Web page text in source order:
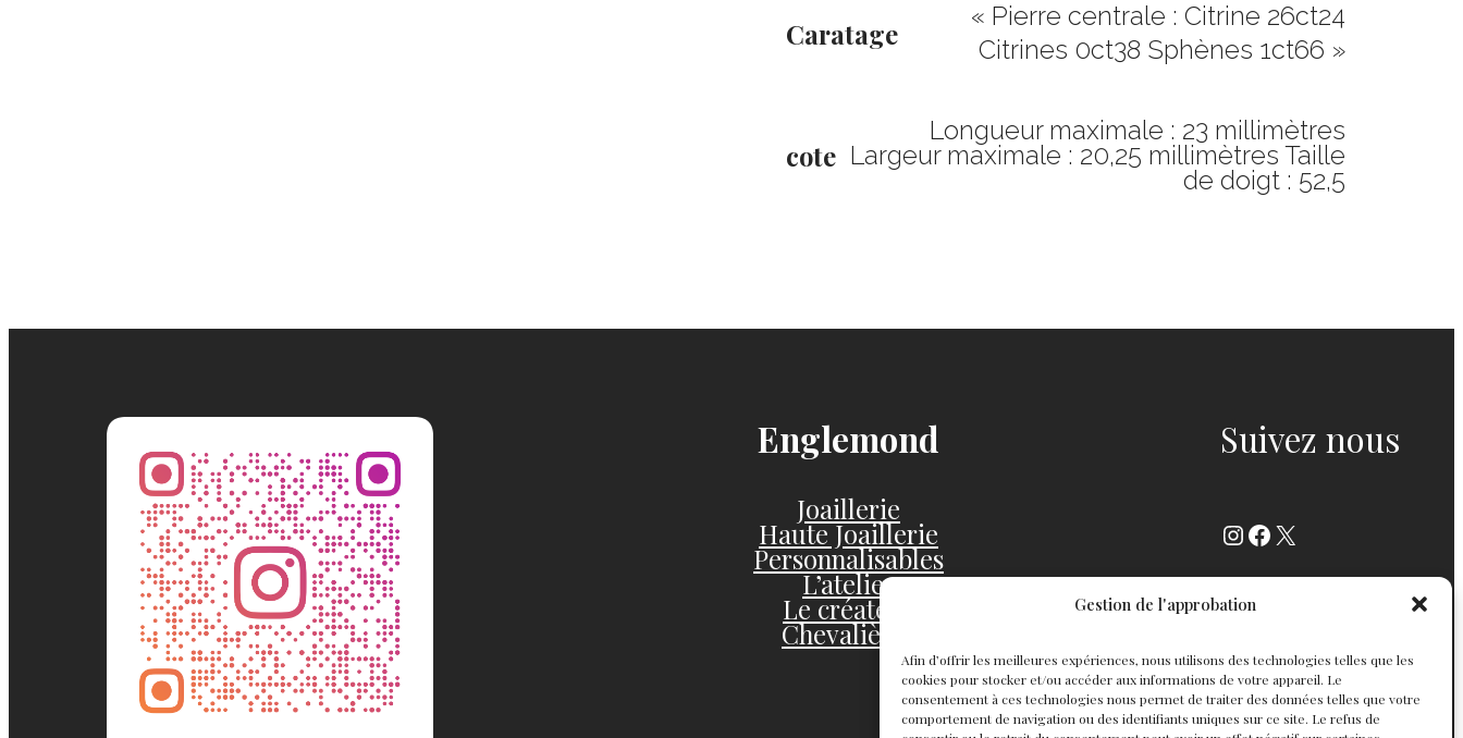
Gestion de l'approbation
Afin d’offrir les meilleures expériences, nous utilisons des technologies telles que les
cookies pour stocker et/ou accéder aux informations de votre appareil. Le
consentement à ces technologies nous permet de traiter des données telles que votre
comportement de navigation ou des identifiants uniques sur ce site. Le refus de
Caratage
« Pierre centrale : Citrine 26ct24
Citrines 0ct38 Sphènes 1ct66 »
cote
Longueur maximale : 23 millimètres
Largeur maximale : 20,25 millimètres Taille
de doigt : 52,5
Englemond
Joaillerie
Haute Joaillerie
Personnalisables
L’atelier
Le créateur
Chevalières
Suivez nous
Instagram
Facebook
X